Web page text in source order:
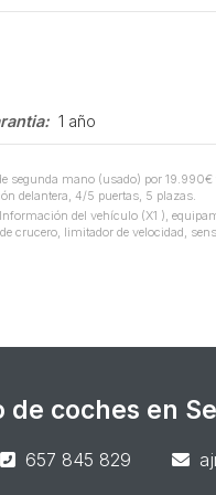
1 año
segunda mano (usado) por
delantera, 4/5 puertas, 5 plazas.
del vehículo (X1 ),
crucero, limitador de velocidad,
coches en
657 845 829